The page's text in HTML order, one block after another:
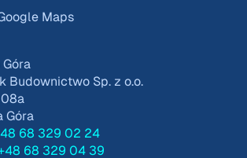
Maps
Budownictwo Sp. z o.o.
Góra
68 329 02 24
68 329 04 39